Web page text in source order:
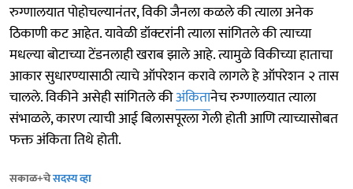
रुग्णालयात पोहोचल्यानंतर, विकी जैनला कळले की त्याला अनेक
ठिकाणी कट आहेत. यावेळी डॉक्टरांनी त्याला सांगितले की त्याच्या
मधल्या बोटाच्या टेंडनलाही खराब झाले आहे. त्यामुळे विकीच्या हाताचा
आकार सुधारण्यासाठी त्याचे ऑपरेशन करावे लागले हे ऑपरेशन २ तास
चालले. विकीने असेही सांगितले कीअंकितानेच रुग्णालयात त्याला
संभाळले, कारण त्याची आई बिलासपूरला गेली होती आणि त्याच्यासोबत
फक्त अंकिता तिथे होती.
सकाळ+चेसदस्य व्हा